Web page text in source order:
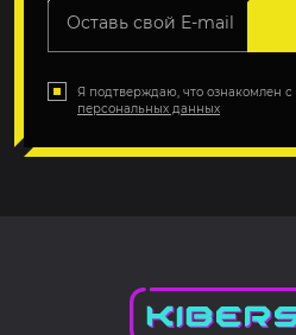
Я подтверждаю, что ознакомлен с
персональных данных